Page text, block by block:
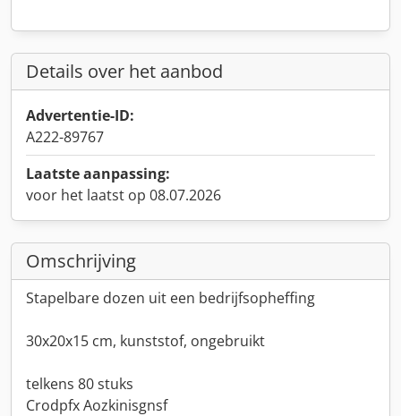
Details over het aanbod
Advertentie-ID:
A222-89767
Laatste aanpassing:
voor het laatst op 08.07.2026
Omschrijving
Stapelbare dozen uit een bedrijfsopheffing
30x20x15 cm, kunststof, ongebruikt
telkens 80 stuks
Crodpfx Aozkinisgnsf